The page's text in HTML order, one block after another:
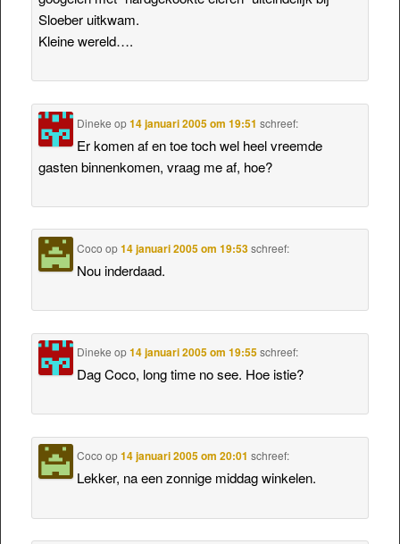
Sloeber uitkwam.
Kleine wereld….
Dineke op14 januari 2005 om 19:51 schreef:
Er komen af en toe toch wel heel vreemde
gasten binnenkomen, vraag me af, hoe?
Coco op14 januari 2005 om 19:53 schreef:
Nou inderdaad.
Dineke op14 januari 2005 om 19:55 schreef:
Dag Coco, long time no see. Hoe istie?
Coco op14 januari 2005 om 20:01 schreef:
Lekker, na een zonnige middag winkelen.